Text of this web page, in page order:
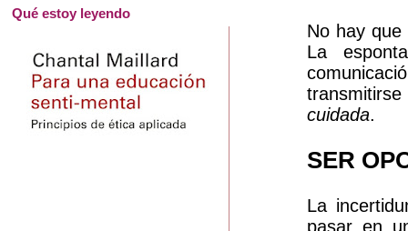
No hay
La
cuidada.
SER
La
pasar en
Qué estoy leyendo